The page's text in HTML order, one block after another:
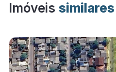
Imóveis similares